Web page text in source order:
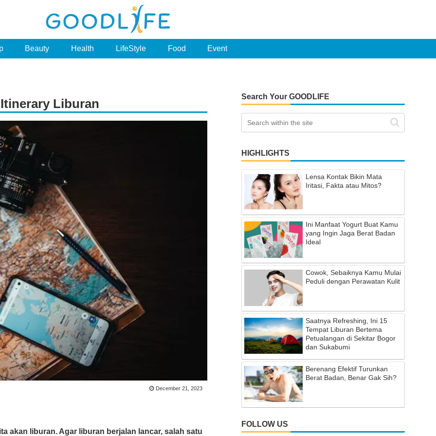
Beauty Health LifeStyle Food Event
Liburan
December 21, 2023
akan liburan. Agar liburan berjalan lancar, salah satu
Search Your GOODLIFE
HIGHLIGHTS
Lensa Kontak Bikin Mata
Iritasi, Fakta atau Mitos?
Ini Manfaat Yogurt Buat Kamu
yang Ingin Jaga Berat Badan
Ideal
Cowok, Sebaiknya Kamu Mulai
Peduli dengan Perawatan Kulit
Saatnya Refreshing, Ini 15
Tempat Liburan Bertema
Petualangan di Sekitar Bogor
dan Sukabumi
Berenang Efektif Turunkan
Berat Badan, Benar Gak Sih?
FOLLOW US